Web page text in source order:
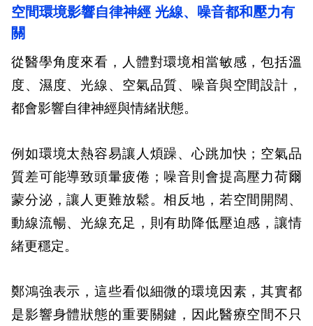
空間環境影響自律神經 光線、噪音都和壓力有
關
從醫學角度來看，人體對環境相當敏感，包括溫
度、濕度、光線、空氣品質、噪音與空間設計，
都會影響自律神經與情緒狀態。
例如環境太熱容易讓人煩躁、心跳加快；空氣品
質差可能導致頭暈疲倦；噪音則會提高壓力荷爾
蒙分泌，讓人更難放鬆。相反地，若空間開闊、
動線流暢、光線充足，則有助降低壓迫感，讓情
緒更穩定。
鄭鴻強表示，這些看似細微的環境因素，其實都
是影響身體狀態的重要關鍵，因此醫療空間不只